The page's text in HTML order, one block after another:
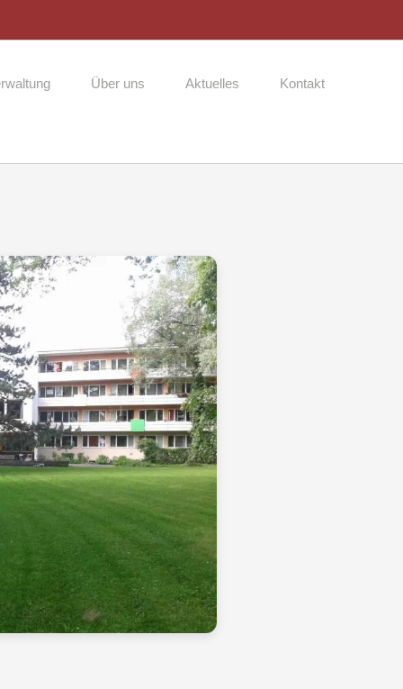
Über uns Aktuelles Kontakt